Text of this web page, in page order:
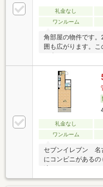
礼金なし
ワンルーム
角部屋の物件です
囲も広がります。こ
に合
礼金なし
ワンルーム
セブンイレブン 名
にコンビニがあるの